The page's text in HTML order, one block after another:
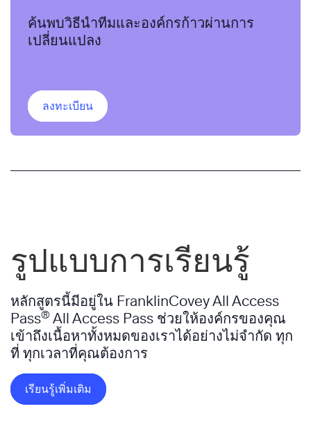
ค้นพบวิธีนำทีมและองค์กรก้าวผ่านการ
เปลี่ยนแปลง
ลงทะเบียน
รูปแบบการเรียนรู้
หลักสูตรนี้มีอยู่ใน FranklinCovey All Access
Pass® All Access Pass ช่วยให้องค์กรของคุณ
เข้าถึงเนื้อหาทั้งหมดของเราได้อย่างไม่จำกัด ทุก
ที่ ทุกเวลาที่คุณต้องการ
เรียนรู้เพิ่มเติม